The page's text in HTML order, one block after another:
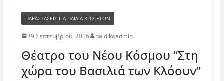
ΠΑΡΑΣΤΆΣΕΙΣ ΓΙΑ ΠΑΙΔΙΆ 3-12 ΕΤΏΝ
29 Σεπτεμβρίου, 2016 paidikoadmin
Θέατρο του Νέου Κόσμου “Στη
χώρα του Βασιλιά των Κλόουν”